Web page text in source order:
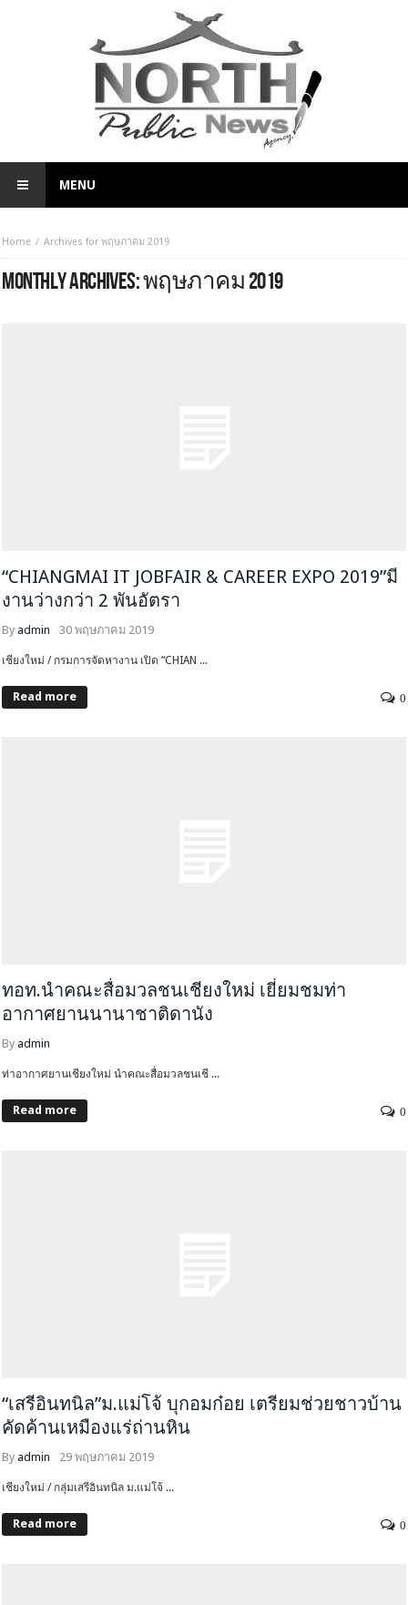
MENU
Home Archives for พฤษภาคม 2019
MONTHLY ARCHIVES:พฤษภาคม 2019
“CHIANGMAI IT JOBFAIR & CAREER EXPO 2019”มี
งานว่างกว่า 2 พันอัตรา
By admin 30 พฤษภาคม 2019
เชียงใหม่ / กรมการจัดหางาน เปิด “CHIAN ...
Read more 0
ทอท.นำคณะสื่อมวลชนเชียงใหม่ เยี่ยมชมท่า
อากาศยานนานาชาติดานัง
By admin
ท่าอากาศยานเชียงใหม่ นำคณะสื่อมวลชนเชี ...
Read more 0
“เสรีอินทนิล”ม.แม่โจ้ บุกอมก๋อย เตรียมช่วยชาวบ้าน
คัดค้านเหมืองแร่ถ่านหิน
By admin 29 พฤษภาคม 2019
เชียงใหม่ / กลุ่มเสรีอินทนิล ม.แม่โจ้ ...
Read more 0